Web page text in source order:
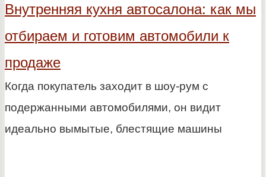
Внутренняя кухня автосалона: как мы
отбираем и готовим автомобили к
продаже
Когда покупатель заходит в шоу-рум с
подержанными автомобилями, он видит
идеально вымытые, блестящие машины